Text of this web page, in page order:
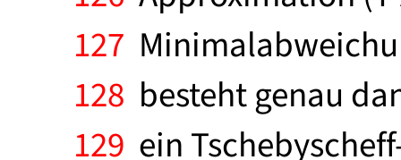
127
128 besteht genau
129 ein